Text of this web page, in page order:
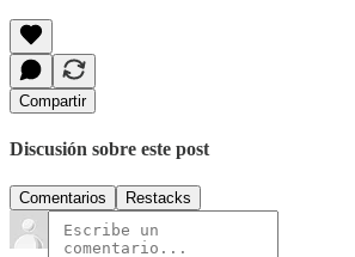
Compartir
Discusión sobre este post
Comentarios Restacks